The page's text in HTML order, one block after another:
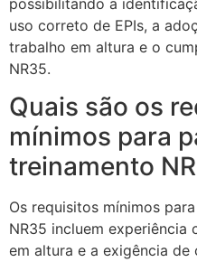
uso correto de EPIs, a
trabalho em altura e o
NR35.
Quais são os
mínimos para
treinamento
Os requisitos mínimos
NR35 incluem
em altura e a exigência